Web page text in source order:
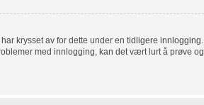
krysset av for dette under en tidligere innlogging.
med innlogging, kan det vært lurt å prøve og